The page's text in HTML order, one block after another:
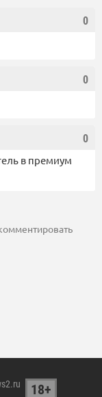
0
0
0
в премиум
18+